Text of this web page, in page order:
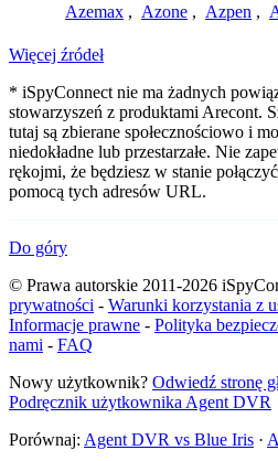
Azemax , Azone , Azpen ,
Więcej źródeł
* iSpyConnect nie ma żadnych
stowarzyszeń z produktami Arecont.
tutaj są zbierane społecznościowo i
niedokładne lub przestarzałe. Nie
rękojmi, że będziesz w stanie
pomocą tych adresów URL.
Do góry
© Prawa autorskie 2011-2026
prywatności - Warunki korzystania z
Informacje prawne - Polityka
nami - FAQ
Nowy użytkownik? Odwiedź stronę
Podręcznik użytkownika Agent DVR
Porównaj: Agent DVR vs Blue Iris ·